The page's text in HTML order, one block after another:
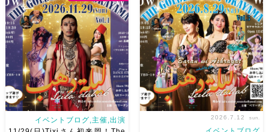
うに
ご予約はメッセージく
ださい
お待ちしています
Ashraqat Show Schedule
岡山・8/22(土) […]
太鼓も叩くよー！私たちは
18:40頃から出演です屋台も出
てとても楽しいお祭りになりそ
う
私たちも踊った後は祭り
を楽しみます
遊びにいら
[…]
イベントブログ,主催,出演
2026.7.12 sun.